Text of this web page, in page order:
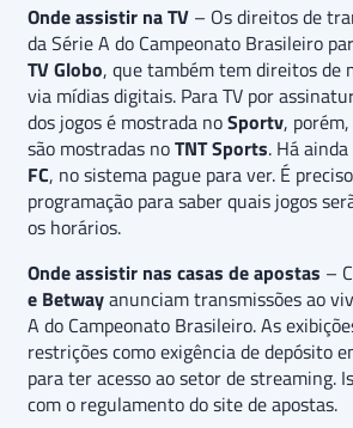
Onde assistir na TV – Os direitos de
da Série A do Campeonato Brasileiro
TV Globo, que também tem direitos de
via mídias digitais. Para TV por
dos jogos é mostrada noSportv,
são mostradas noTNT Sports. Há
FC, no sistema pague para ver. É
programação para saber quais jogos
os horários.
Onde assistir nas casas de apostas –
e Betwayanunciam transmissões ao
A do Campeonato Brasileiro. As
restrições como exigência de depósito
para ter acesso ao setor de streaming.
com o regulamento do site de apostas.